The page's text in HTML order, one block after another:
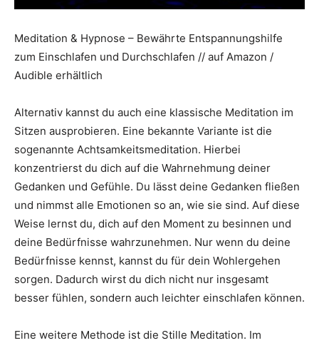
Meditation & Hypnose – Bewährte Entspannungshilfe
zum Einschlafen und Durchschlafen // auf Amazon /
Audible erhältlich
Alternativ kannst du auch eine klassische Meditation im
Sitzen ausprobieren. Eine bekannte Variante ist die
sogenannte Achtsamkeitsmeditation. Hierbei
konzentrierst du dich auf die Wahrnehmung deiner
Gedanken und Gefühle. Du lässt deine Gedanken fließen
und nimmst alle Emotionen so an, wie sie sind. Auf diese
Weise lernst du, dich auf den Moment zu besinnen und
deine Bedürfnisse wahrzunehmen. Nur wenn du deine
Bedürfnisse kennst, kannst du für dein Wohlergehen
sorgen. Dadurch wirst du dich nicht nur insgesamt
besser fühlen, sondern auch leichter einschlafen können.
Eine weitere Methode ist die Stille Meditation. Im